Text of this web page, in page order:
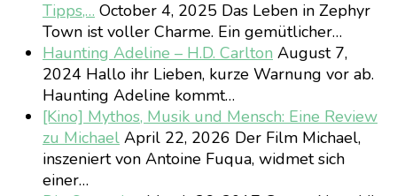
Tipps,… October 4, 2025 Das Leben in Zephyr
Town ist voller Charme. Ein gemütlicher…
Haunting Adeline – H.D. Carlton August 7,
2024 Hallo ihr Lieben, kurze Warnung vor ab.
Haunting Adeline kommt…
[Kino] Mythos, Musik und Mensch: Eine Review
zu Michael April 22, 2026 Der Film Michael,
inszeniert von Antoine Fuqua, widmet sich
einer…